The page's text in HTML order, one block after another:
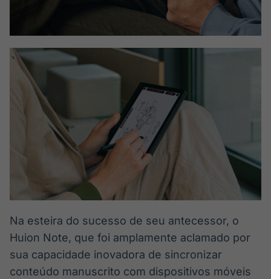
Gestão de
Investimentos
Tokenização
Crédito
Em breve
Na esteira do sucesso de seu antecessor, o
Huion Note, que foi amplamente aclamado por
sua capacidade inovadora de sincronizar
conteúdo manuscrito com dispositivos móveis